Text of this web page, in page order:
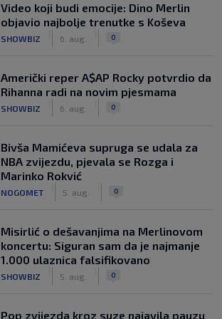
Video koji budi emocije: Dino Merlin
objavio najbolje trenutke s Koševa
SHOWBIZ 6. aug. 0
Američki reper A$AP Rocky potvrdio da
Rihanna radi na novim pjesmama
SHOWBIZ 6. aug. 0
Bivša Mamićeva supruga se udala za
NBA zvijezdu, pjevala se Rozga i
Marinko Rokvić
NOGOMET 5. aug. 0
Misirlić o dešavanjima na Merlinovom
koncertu: Siguran sam da je najmanje
1.000 ulaznica falsifikovano
SHOWBIZ 5. aug. 0
Pop zvijezda kroz suze najavila pauzu